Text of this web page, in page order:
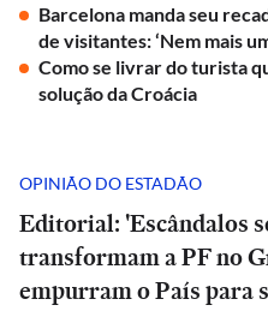
Barcelona manda seu
de visitantes: ‘Nem mais
Como se livrar do turista
solução da Croácia
OPINIÃO DO ESTADÃO
Editorial: 'Escândalos
transformam a PF no
empurram o País para